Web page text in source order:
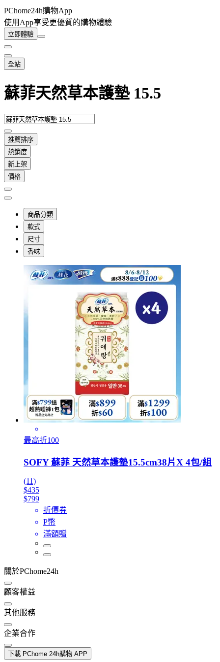
PChome24h購物App
使用App享受更優質的購物體驗
立即體驗
全站
蘇菲天然草本護墊 15.5
推薦排序
熱銷度
新上架
價格
商品分類
款式
尺寸
香味
最高折100
SOFY 蘇菲 天然草本護墊15.5cm38片X 4包/組
(11)
$435
$799
折價券
P幣
滿額贈
關於PChome24h
顧客權益
其他服務
企業合作
下載 PChome 24h購物 APP